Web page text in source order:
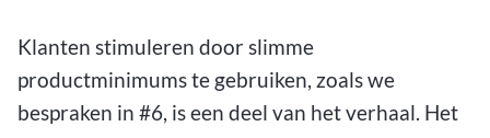
Klanten stimuleren door slimme
productminimums te gebruiken, zoals we
bespraken in #6, is een deel van het verhaal. Het